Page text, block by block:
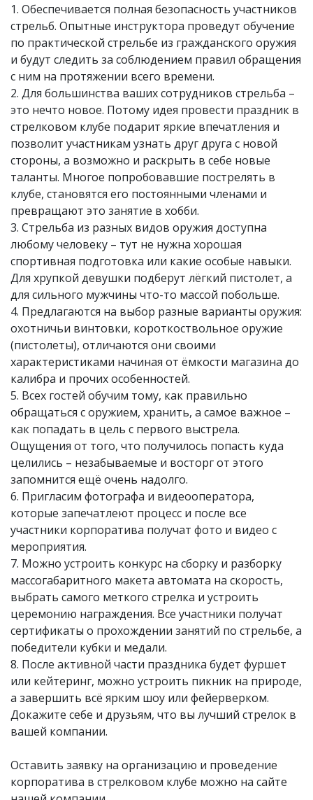
1. Обеспечивается полная безопасность участников
стрельб. Опытные инструктора проведут обучение
по практической стрельбе из гражданского оружия
и будут следить за соблюдением правил обращения
с ним на протяжении всего времени.
2. Для большинства ваших сотрудников стрельба –
это нечто новое. Потому идея провести праздник в
стрелковом клубе подарит яркие впечатления и
позволит участникам узнать друг друга с новой
стороны, а возможно и раскрыть в себе новые
таланты. Многое попробовавшие пострелять в
клубе, становятся его постоянными членами и
превращают это занятие в хобби.
3. Стрельба из разных видов оружия доступна
любому человеку – тут не нужна хорошая
спортивная подготовка или какие особые навыки.
Для хрупкой девушки подберут лёгкий пистолет, а
для сильного мужчины что-то массой побольше.
4. Предлагаются на выбор разные варианты оружия:
охотничьи винтовки, короткоствольное оружие
(пистолеты), отличаются они своими
характеристиками начиная от ёмкости магазина до
калибра и прочих особенностей.
5. Всех гостей обучим тому, как правильно
обращаться с оружием, хранить, а самое важное –
как попадать в цель с первого выстрела.
Ощущения от того, что получилось попасть куда
целились – незабываемые и восторг от этого
запомнится ещё очень надолго.
6. Пригласим фотографа и видеооператора,
которые запечатлеют процесс и после все
участники корпоратива получат фото и видео с
мероприятия.
7. Можно устроить конкурс на сборку и разборку
массогабаритного макета автомата на скорость,
выбрать самого меткого стрелка и устроить
церемонию награждения. Все участники получат
сертификаты о прохождении занятий по стрельбе, а
победители кубки и медали.
8. После активной части праздника будет фуршет
или кейтеринг, можно устроить пикник на природе,
а завершить всё ярким шоу или фейерверком.
Докажите себе и друзьям, что вы лучший стрелок в
вашей компании.
Оставить заявку на организацию и проведение
корпоратива в стрелковом клубе можно на сайте